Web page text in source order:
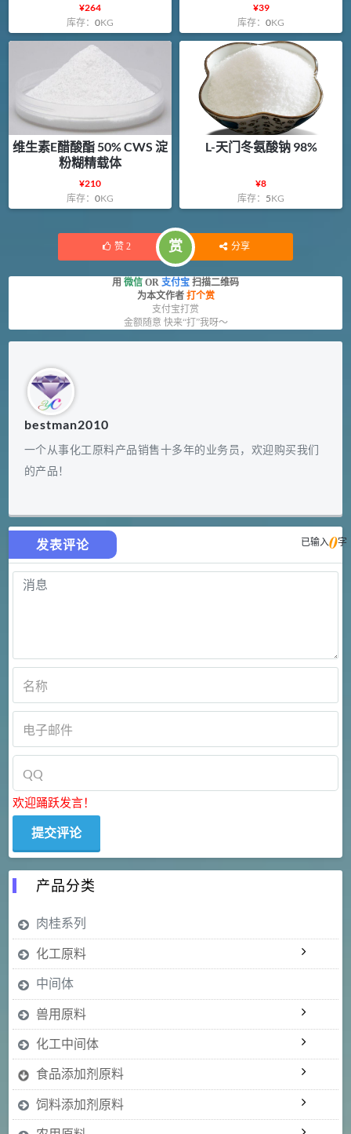
¥264
库存： 0KG
¥39
库存：0KG
维生素E醋酸酯 50% CWS 淀
粉糊精载体
¥210
库存： 0KG
L-天门冬氨酸钠 98%
¥8
库存： 5KG
赞 2 赏 分享
用 微信 OR 支付宝 扫描二维码
为本文作者 打个赏
支付宝打赏
金额随意 快来“打”我呀～
bestman2010
一个从事化工原料产品销售十多年的业务员，欢迎购买我们
的产品！
发表评论 已输入0字
欢迎踊跃发言！
产品分类
肉桂系列
化工原料
中间体
兽用原料
化工中间体
食品添加剂原料
饲料添加剂原料